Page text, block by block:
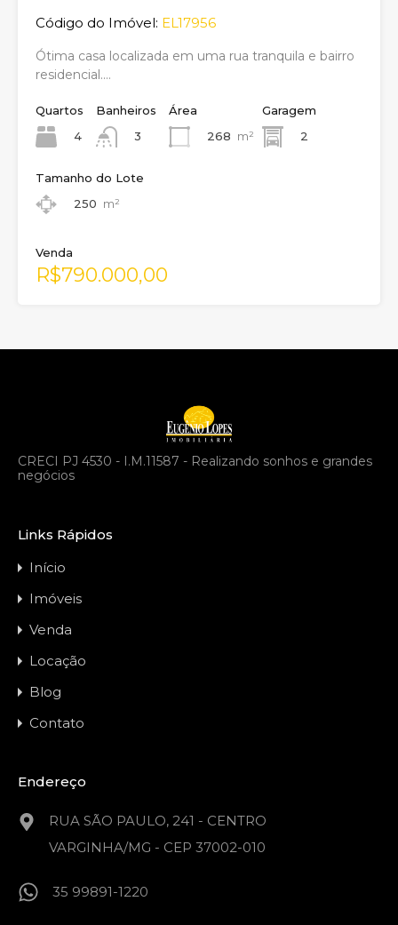
Código do Imóvel: EL17956
Ótima casa localizada em uma rua tranquila e bairro
residencial.…
Quartos
4
Banheiros
3
Área
268 m²
Garagem
2
Tamanho do Lote
250 m²
Venda
R$790.000,00
CRECI PJ 4530 - I.M.11587 - Realizando sonhos e grandes
negócios
Links Rápidos
Início
Imóveis
Venda
Locação
Blog
Contato
Endereço
RUA SÃO PAULO, 241 - CENTRO
VARGINHA/MG - CEP 37002-010
35 99891-1220